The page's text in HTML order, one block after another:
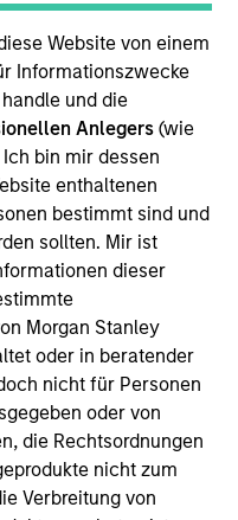
Website von einem
Informationszwecke
und die
Anlegers(wie
bin mir dessen
enthaltenen
bestimmt sind und
sollten. Mir ist
dieser
Morgan Stanley
oder in beratender
nicht für Personen
oder von
die Rechtsordnungen
nicht zum
Verbreitung von
Team
at Calvert
deep
the Calvert
In this role,
companies
long-term
secular trends
social-
biodiversity, and
she is also the